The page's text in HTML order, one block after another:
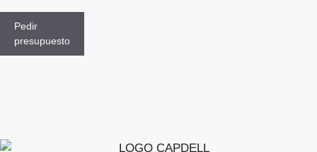
Pedir
presupuesto